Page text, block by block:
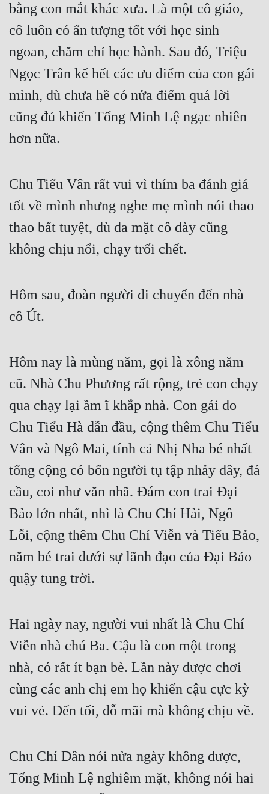
bằng con mắt khác xưa. Là một cô giáo,
cô luôn có ấn tượng tốt với học sinh
ngoan, chăm chỉ học hành. Sau đó, Triệu
Ngọc Trân kể hết các ưu điểm của con gái
mình, dù chưa hề có nửa điểm quá lời
cũng đủ khiến Tống Minh Lệ ngạc nhiên
hơn nữa.
Chu Tiểu Vân rất vui vì thím ba đánh giá
tốt về mình nhưng nghe mẹ mình nói thao
thao bất tuyệt, dù da mặt cô dày cũng
không chịu nổi, chạy trối chết.
Hôm sau, đoàn người di chuyển đến nhà
cô Út.
Hôm nay là mùng năm, gọi là xông năm
cũ. Nhà Chu Phương rất rộng, trẻ con chạy
qua chạy lại ầm ĩ khắp nhà. Con gái do
Chu Tiểu Hà dẫn đầu, cộng thêm Chu Tiểu
Vân và Ngô Mai, tính cả Nhị Nha bé nhất
tổng cộng có bốn người tụ tập nhảy dây, đá
cầu, coi như văn nhã. Đám con trai Đại
Bảo lớn nhất, nhì là Chu Chí Hải, Ngô
Lỗi, cộng thêm Chu Chí Viễn và Tiểu Bảo,
năm bé trai dưới sự lãnh đạo của Đại Bảo
quậy tung trời.
Hai ngày nay, người vui nhất là Chu Chí
Viễn nhà chú Ba. Cậu là con một trong
nhà, có rất ít bạn bè. Lần này được chơi
cùng các anh chị em họ khiến cậu cực kỳ
vui vẻ. Đến tối, dỗ mãi mà không chịu về.
Chu Chí Dân nói nửa ngày không được,
Tống Minh Lệ nghiêm mặt, không nói hai